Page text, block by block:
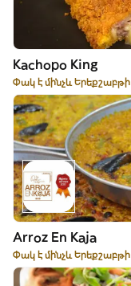
Kachopo King
Փակ է մինչև Երեքշաբթի
Arroz En Kaja
Փակ է մինչև Երեքշաբթի